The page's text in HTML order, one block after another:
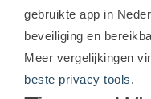
gebruikte app in
beveiliging en
Meer vergelijkingen
beste privacy tools.